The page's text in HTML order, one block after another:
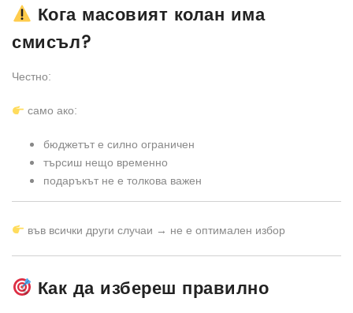
Кога масовият колан има
смисъл?
Честно:
само ако:
бюджетът е силно ограничен
търсиш нещо временно
подаръкът не е толкова важен
във всички други случаи → не е оптимален избор
Как да избереш правилно